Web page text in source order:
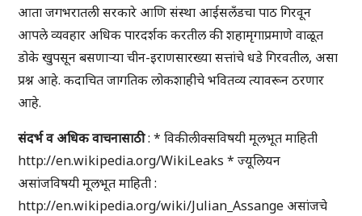
आता जगभरातली सरकारे आणि संस्था आईसलँडचा पाठ गिरवून
आपले व्यवहार अधिक पारदर्शक करतील की शहामृगाप्रमाणे वाळूत
डोके खुपसून बसणाऱ्या चीन-इराणसारख्या सत्तांचे धडे गिरवतील, असा
प्रश्न आहे. कदाचित जागतिक लोकशाहीचे भवितव्य त्यावरून ठरणार
आहे.
संदर्भ व अधिक वाचनासाठी: * विकीलीक्सविषयी मूलभूत माहिती
http://en.wikipedia.org/WikiLeaks * ज्यूलियन
असांजविषयी मूलभूत माहिती :
http://en.wikipedia.org/wiki/Julian_Assange असांजचे